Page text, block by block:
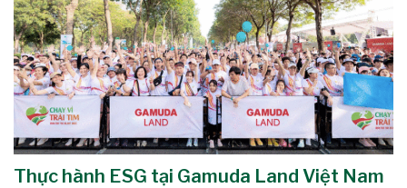
Thực hành ESG tại Gamuda Land Việt Nam